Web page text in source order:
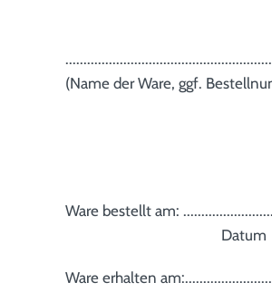
(Name der Ware, ggf.
Ware bestellt am:
Datum
Ware erhalten